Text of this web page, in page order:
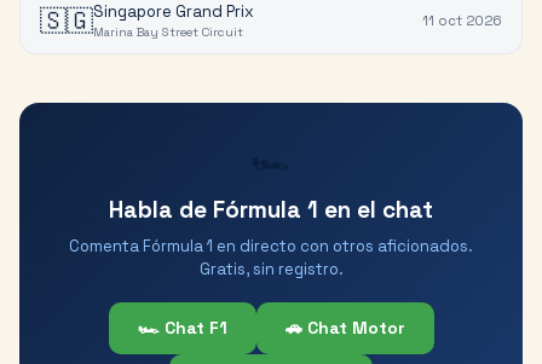
🇸🇬Singapore Grand Prix
Marina Bay Street Circuit
11 oct 2026
Habla de Fórmula 1 en el chat
Comenta Fórmula 1 en directo con otros aficionados.
Gratis, sin registro.
🏎️ Chat F1 🚗 Chat Motor